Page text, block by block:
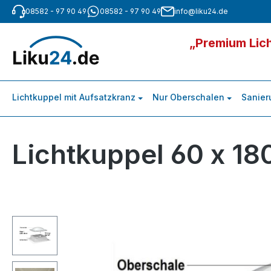
Hauptinhalt springen
Zur Suche springen
Zur Hauptnavigation springen
08582 - 97 90 49 08582 - 97 90 49 info@liku24.de
„Premium
Lichtkuppel mit Aufsatzkranz Nur Oberschalen
Lichtkuppel 60 x